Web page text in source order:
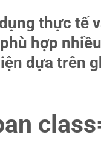
thực tế
hợp
dựa trên